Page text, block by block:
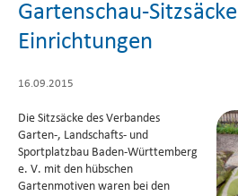
Gartenschau-
Einrichtungen
16.09.2015
Die Sitzsäcke des Verbandes
Garten-, Landschafts- und
Sportplatzbau Baden-Württemberg
e. V. mit den hübschen
Gartenmotiven waren bei den